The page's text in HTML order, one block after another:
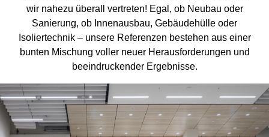
wir nahezu überall vertreten! Egal, ob Neubau oder
Sanierung, ob Innenausbau, Gebäudehülle oder
Isoliertechnik – unsere Referenzen bestehen aus einer
bunten Mischung voller neuer Herausforderungen und
beeindruckender Ergebnisse.